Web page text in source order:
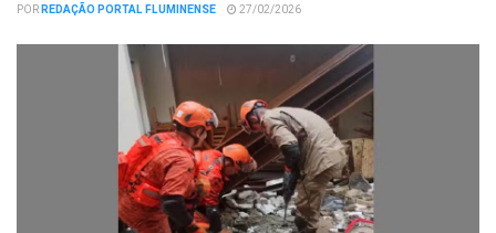
PORREDAÇÃO PORTAL FLUMINENSE 27/02/2026